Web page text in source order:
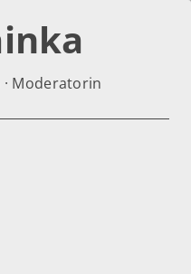
Moderatorin